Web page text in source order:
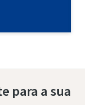
para a sua